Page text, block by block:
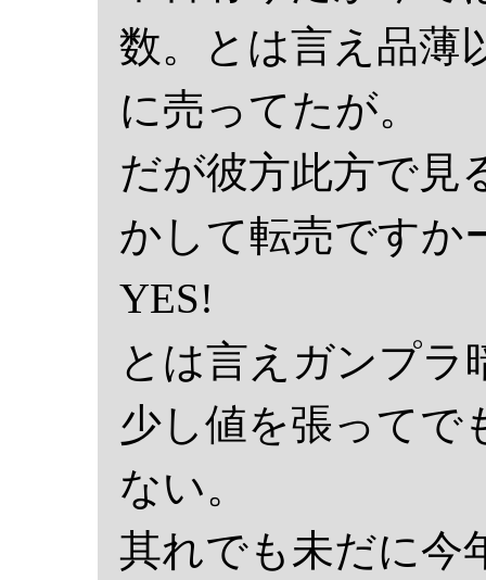
数。とは言え品薄
に売ってたが。
だが彼方此方で見
かして転売ですか
YES!
とは言えガンプラ
少し値を張ってで
ない。
其れでも未だに今